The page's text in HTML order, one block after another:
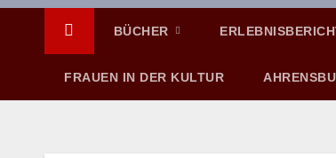
BÜCHER
FRAUEN IN DER KULTUR